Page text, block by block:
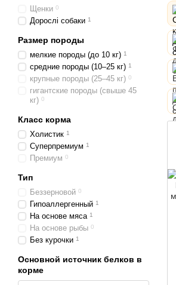
Щенки 0
Дорослі собаки 1
Размер породы
мелкие породы (до 10 кг) 1
средние породы (10–25 кг) 1
крупные породы (25–45 кг) 0
гигантские породы (свыше 45
кг) 0
Класс корма
Холистик 1
Суперпремиум 1
Премиум 0
Тип
Беззерновой 0
Гипоаллергенный 1
На основе мяса 1
На основе рыбы 0
Без курочки 1
Основной источник белков в
корме